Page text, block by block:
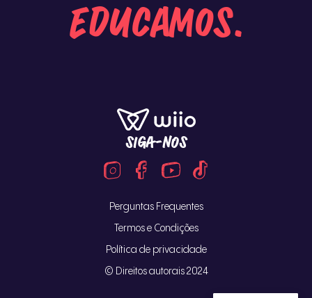
educamos.
SIGA-NOS
Perguntas Frequentes
Termos e Condições
Política de privacidade
© Direitos autorais 2024